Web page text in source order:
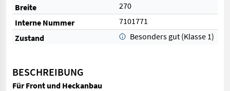
Breite
270
Interne Nummer
7101771
Zustand
Besonders gut (Klasse 1)
BESCHREIBUNG
Für Front und Heckanbau